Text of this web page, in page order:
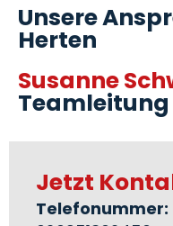
Unsere
Herten
Susanne
Teamleitung
Jetzt
Telefonummer: